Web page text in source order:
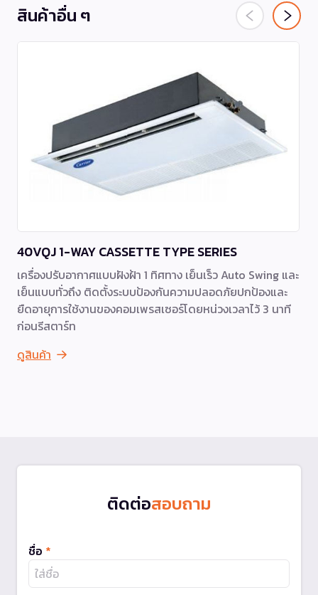
สินค้าอื่น ๆ
40VQJ 1-WAY CASSETTE TYPE SERIES
เครื่องปรับอากาศแบบฝังฝ้า 1 ทิศทาง เย็นเร็ว Auto Swing และ
เย็นแบบทั่วถึง ติดตั้งระบบป้องกันความปลอดภัยปกป้องและ
ยืดอายุการใช้งานของคอมเพรสเซอร์โดยหน่วงเวลาไว้ 3 นาที
ก่อนรีสตาร์ท
ดูสินค้า
ติดต่อสอบถาม
ชื่อ *